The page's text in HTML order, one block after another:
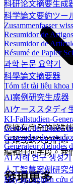
科研论文摘要生成
科学論文要約ツー
Zusammenfasser
Resumidor de
Resumidor de
Résumé de Papier
과학 논문 요약기
科學論文摘要器
Tóm tắt tài liệu khoa
AI案例研究生成器
AIケーススタディ
KI-Fallstudien-
Gerador de Estudo
Generador de
Générateur d'études
AI 사례 연구 생성기
人工智慧案例研究
Máy tạo nghiên cứu
您擁有完全的控制
正確或缺失的信息
編輯任何字段。我
發現更多